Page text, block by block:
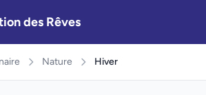
des Rêves
Nature Hiver